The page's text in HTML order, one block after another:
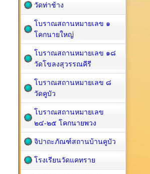
วัดท่าช้าง
โบราณสถานหมายเลข ๑
โคกนายใหญ่
โบราณสถานหมายเลข ๑๘
วัดโขลงสุวรรณคีรี
โบราณสถานหมายเลข ๘
วัดคูบัว
โบราณสถานหมายเลข
๒๔-๒๕ โคกนายพวง
จิปาถะภัณฑ์สถานบ้านคูบัว
โรงเรียนวัดแคทราย